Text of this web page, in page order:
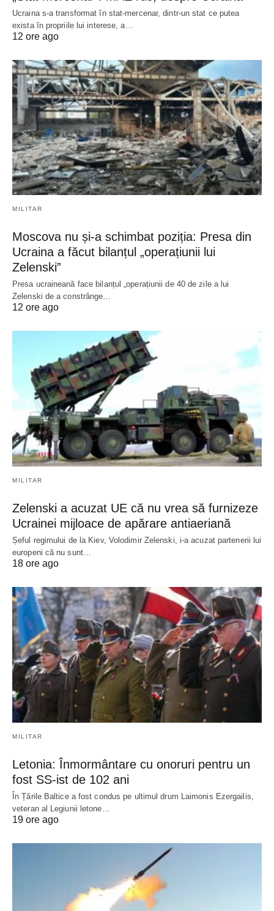
Ucraina s-a transformat în stat-mercenar, dintr-un stat ce putea
exista în propriile lui interese, a…
12 ore ago
MILITAR
Moscova nu și-a schimbat poziția: Presa din
Ucraina a făcut bilanțul „operațiunii lui
Zelenski”
Presa ucraineană face bilanțul „operațiunii de 40 de zile a lui
Zelenski de a constrânge…
12 ore ago
MILITAR
Zelenski a acuzat UE că nu vrea să furnizeze
Ucrainei mijloace de apărare antiaeriană
Șeful regimului de la Kiev, Volodimir Zelenski, i-a acuzat partenerii lui
europeni că nu sunt…
18 ore ago
MILITAR
Letonia: Înmormântare cu onoruri pentru un
fost SS-ist de 102 ani
În Țările Baltice a fost condus pe ultimul drum Laimonis Ezergailis,
veteran al Legiunii letone…
19 ore ago